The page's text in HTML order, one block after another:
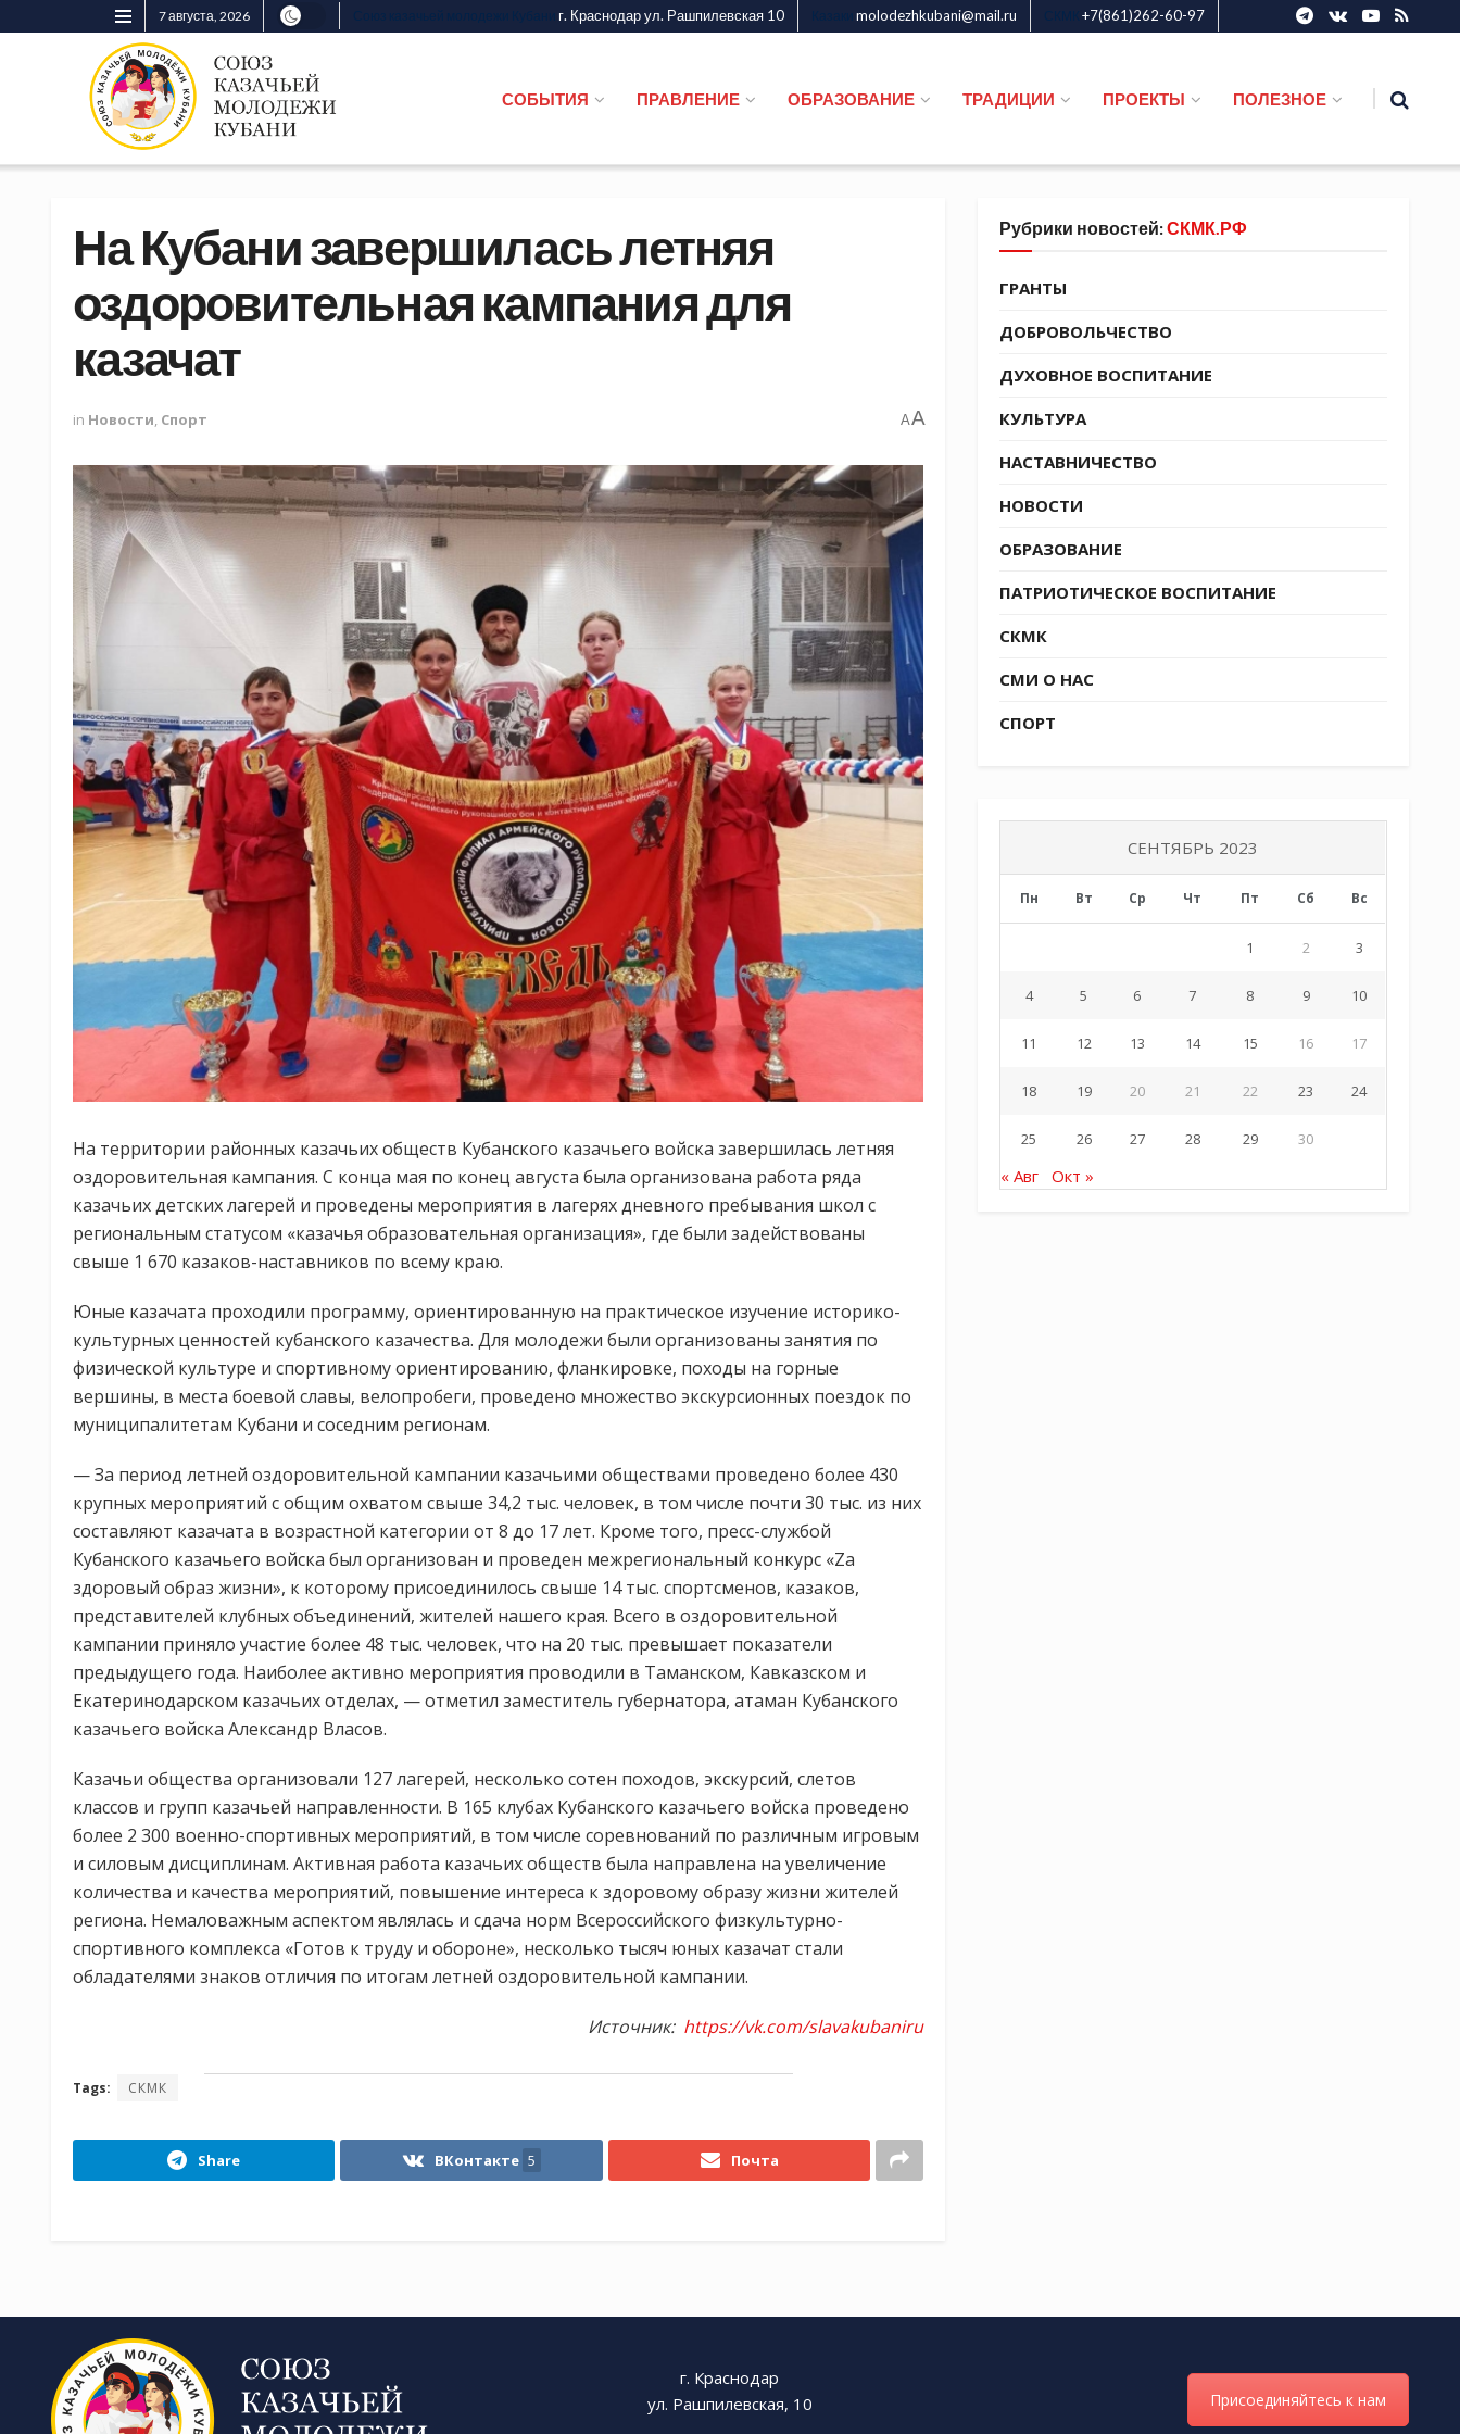
7 августа, 2026 г. Краснодар ул. Рашпилевская 10 molodezhkubani@mail.ru +7(861)262-60-97
СОБЫТИЯ ПРАВЛЕНИЕ ОБРАЗОВАНИЕ ТРАДИЦИИ ПРОЕКТЫ ПОЛЕЗНОЕ
На Кубани завершилась летняя
оздоровительная кампания для
казачат
in Новости Спорт AA
На территории районных казачьих обществ Кубанского казачьего войска завершилась летняя
оздоровительная кампания. С конца мая по конец августа была организована работа ряда
казачьих детских лагерей и проведены мероприятия в лагерях дневного пребывания школ с
региональным статусом «казачья образовательная организация», где были задействованы
свыше 1 670 казаков-наставников по всему краю.
Юные казачата проходили программу, ориентированную на практическое изучение историко-
культурных ценностей кубанского казачества. Для молодежи были организованы занятия по
физической культуре и спортивному ориентированию, фланкировке, походы на горные
вершины, в места боевой славы, велопробеги, проведено множество экскурсионных поездок по
муниципалитетам Кубани и соседним регионам.
— За период летней оздоровительной кампании казачьими обществами проведено более 430
крупных мероприятий с общим охватом свыше 34,2 тыс. человек, в том числе почти 30 тыс. из них
составляют казачата в возрастной категории от 8 до 17 лет. Кроме того, пресс-службой
Кубанского казачьего войска был организован и проведен межрегиональный конкурс «Za
здоровый образ жизни», к которому присоединилось свыше 14 тыс. спортсменов, казаков,
представителей клубных объединений, жителей нашего края. Всего в оздоровительной
кампании приняло участие более 48 тыс. человек, что на 20 тыс. превышает показатели
предыдущего года. Наиболее активно мероприятия проводили в Таманском, Кавказском и
Екатеринодарском казачьих отделах, — отметил заместитель губернатора, атаман Кубанского
казачьего войска Александр Власов.
Казачьи общества организовали 127 лагерей, несколько сотен походов, экскурсий, слетов
классов и групп казачьей направленности. В 165 клубах Кубанского казачьего войска проведено
более 2 300 военно-спортивных мероприятий, в том числе соревнований по различным игровым
и силовым дисциплинам. Активная работа казачьих обществ была направлена на увеличение
количества и качества мероприятий, повышение интереса к здоровому образу жизни жителей
региона. Немаловажным аспектом являлась и сдача норм Всероссийского физкультурно-
спортивного комплекса «Готов к труду и обороне», несколько тысяч юных казачат стали
обладателями знаков отличия по итогам летней оздоровительной кампании.
Источник: https://vk.com/slavakubaniru
Tags: СКМК
Share ВКонтакте 5 Почта
Рубрики новостей:СКМК.РФ
ГРАНТЫ
ДОБРОВОЛЬЧЕСТВО
ДУХОВНОЕ ВОСПИТАНИЕ
КУЛЬТУРА
НАСТАВНИЧЕСТВО
НОВОСТИ
ОБРАЗОВАНИЕ
ПАТРИОТИЧЕСКОЕ ВОСПИТАНИЕ
СКМК
СМИ О НАС
СПОРТ
СЕНТЯБРЬ 2023
Пн Вт Ср Чт Пт Сб Вс
1 2 3
4 5 6 7 8 9 10
11 12 13 14 15 16 17
18 19 20 21 22 23 24
25 26 27 28 29 30
« Авг Окт »
г. Краснодар
ул. Рашпилевская, 10
Присоединяйтесь к нам